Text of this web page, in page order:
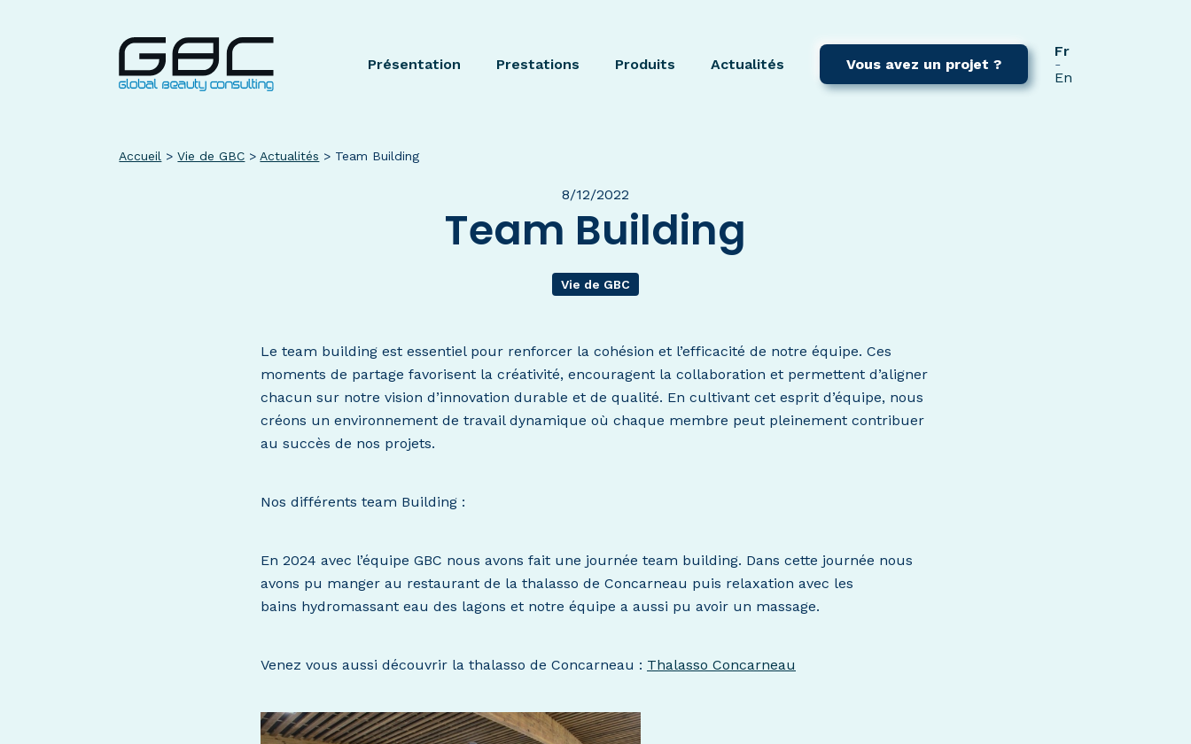
Présentation Prestations Produits Actualités Vous avez un projet ?
Fr
En
Accueil >Vie de GBC > Actualités > Team Building
8/12/2022
Team Building
Vie de GBC
Le team building est essentiel pour renforcer la cohésion et l’efficacité de notre équipe. Ces
moments de partage favorisent la créativité, encouragent la collaboration et permettent d’aligner
chacun sur notre vision d’innovation durable et de qualité. En cultivant cet esprit d’équipe, nous
créons un environnement de travail dynamique où chaque membre peut pleinement contribuer
au succès de nos projets.
Nos différents team Building :
En 2024 avec l’équipe GBC nous avons fait une journée team building. Dans cette journée nous
avons pu manger au restaurant de la thalasso de Concarneau puis relaxation avec les
bains hydromassant eau des lagons et notre équipe a aussi pu avoir un massage.
Venez vous aussi découvrir la thalasso de Concarneau : Thalasso Concarneau